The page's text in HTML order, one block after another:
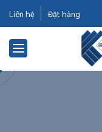
Liên hệ Đặt hàng